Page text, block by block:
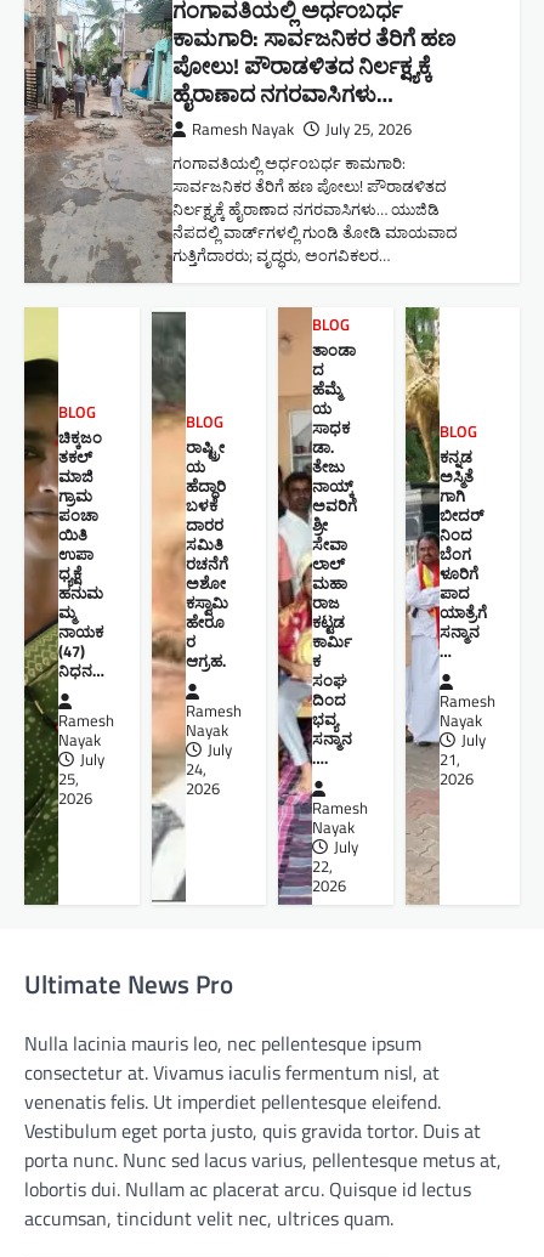
ಗಂಗಾವತಿಯಲ್ಲಿ ಅರ್ಧಂಬರ್ಧ
ಕಾಮಗಾರಿ: ಸಾರ್ವಜನಿಕರ ತೆರಿಗೆ ಹಣ
ಪೋಲು! ಪೌರಾಡಳಿತದ ನಿರ್ಲಕ್ಷ್ಯಕ್ಕೆ
ಹೈರಾಣಾದ ನಗರವಾಸಿಗಳು​…
Ramesh Nayak July 25, 2026
ಗಂಗಾವತಿಯಲ್ಲಿ ಅರ್ಧಂಬರ್ಧ ಕಾಮಗಾರಿ:
ಸಾರ್ವಜನಿಕರ ತೆರಿಗೆ ಹಣ ಪೋಲು! ಪೌರಾಡಳಿತದ
ನಿರ್ಲಕ್ಷ್ಯಕ್ಕೆ ಹೈರಾಣಾದ ನಗರವಾಸಿಗಳು​… ಯುಜಿಡಿ
ನೆಪದಲ್ಲಿ ವಾರ್ಡ್‌ಗಳಲ್ಲಿ ಗುಂಡಿ ತೋಡಿ ಮಾಯವಾದ
ಗುತ್ತಿಗೆದಾರರು; ವೃದ್ಧರು, ಅಂಗವಿಕಲರ…
BLOG
ಚಿಕ್ಕಜಂ
ತಕಲ್
ಮಾಜಿ
ಗ್ರಾಮ
ಪಂಚಾ
ಯಿತಿ
ಉಪಾ
ಧ್ಯಕ್ಷೆ
ಹನುಮ
ಮ್ಮ
ನಾಯಕ
(47)
ನಿಧನ…
Ramesh
Nayak
July
25,
2026
BLOG
ರಾಷ್ಟ್ರೀ
ಯ
ಹೆದ್ದಾರಿ
ಬಳಕೆ
ದಾರರ
ಸಮಿತಿ
ರಚನೆಗೆ
ಅಶೋ
ಕಸ್ವಾಮಿ
ಹೇರೂ
ರ
ಆಗ್ರಹ.
Ramesh
Nayak
July
24,
2026
BLOG
ತಾಂಡಾ
ದ
ಹೆಮ್ಮೆ
ಯ
ಸಾಧಕ
ಡಾ.
ತೇಜು
ನಾಯ್ಕ್
ಅವರಿಗೆ
ಶ್ರೀ
ಸೇವಾ
ಲಾಲ್
ಮಹಾ
ರಾಜ
ಕಟ್ಟಡ
ಕಾರ್ಮಿ
ಕ
ಸಂಘ
ದಿಂದ
ಭವ್ಯ
ಸನ್ಮಾನ
….
Ramesh
Nayak
July
22,
2026
BLOG
ಕನ್ನಡ
ಅಸ್ಮಿತೆ
ಗಾಗಿ
ಬೀದರ್
ನಿಂದ
ಬೆಂಗ
ಳೂರಿಗೆ
ಪಾದ
ಯಾತ್ರೆಗೆ
ಸನ್ಮಾನ
…
Ramesh
Nayak
July
21,
2026
Ultimate News Pro
Nulla lacinia mauris leo, nec pellentesque ipsum
consectetur at. Vivamus iaculis fermentum nisl, at
venenatis felis. Ut imperdiet pellentesque eleifend.
Vestibulum eget porta justo, quis gravida tortor. Duis at
porta nunc. Nunc sed lacus varius, pellentesque metus at,
lobortis dui. Nullam ac placerat arcu. Quisque id lectus
accumsan, tincidunt velit nec, ultrices quam.